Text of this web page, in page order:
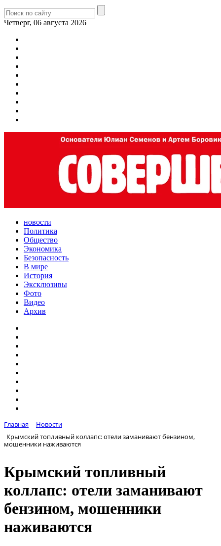
Четверг, 06 августа 2026
новости
Политика
Общество
Экономика
Безопасность
В мире
История
Эксклюзивы
Фото
Видео
Архив
Главная
Новости
Крымский топливный коллапс: отели заманивают бензином,
мошенники наживаются
Крымский топливный
коллапс: отели заманивают
бензином, мошенники
наживаются